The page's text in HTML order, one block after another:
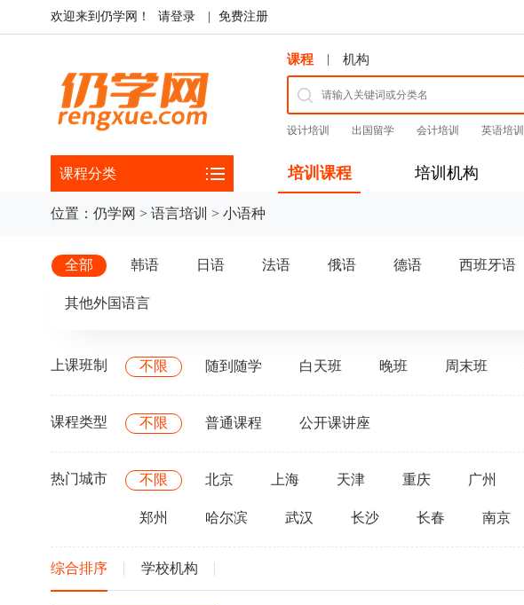
欢迎来到仍学网！ 请登录 免费注册
课程 | 机构
设计培训 出国留学 会计培训 英语培训
课程分类 培训课程 培训机构
位置： 仍学网 > 语言培训 > 小语种
全部 韩语 日语 法语 俄语 德语 西班牙语
其他外国语言
上课班制 不限 随到随学 白天班 晚班 周末班
课程类型 不限 普通课程 公开课讲座
热门城市 不限 北京 上海 天津 重庆 广州
郑州 哈尔滨 武汉 长沙 长春 南京
综合排序 学校机构